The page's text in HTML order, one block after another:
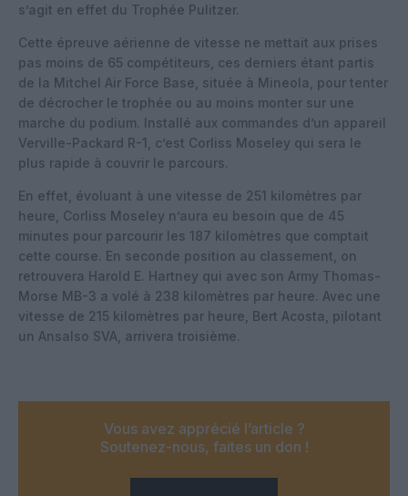
s’agit en effet du Trophée Pulitzer.
Cette épreuve aérienne de vitesse ne mettait aux prises
pas moins de 65 compétiteurs, ces derniers étant partis
de la Mitchel Air Force Base, située à Mineola, pour tenter
de décrocher le trophée ou au moins monter sur une
marche du podium. Installé aux commandes d’un appareil
Verville-Packard R-1, c’est Corliss Moseley qui sera le
plus rapide à couvrir le parcours.
En effet, évoluant à une vitesse de 251 kilomètres par
heure, Corliss Moseley n’aura eu besoin que de 45
minutes pour parcourir les 187 kilomètres que comptait
cette course. En seconde position au classement, on
retrouvera Harold E. Hartney qui avec son Army Thomas-
Morse MB-3 a volé à 238 kilomètres par heure. Avec une
vitesse de 215 kilomètres par heure, Bert Acosta, pilotant
un Ansalso SVA, arrivera troisième.
Vous avez apprécié l’article ?
Soutenez-nous, faites un don !